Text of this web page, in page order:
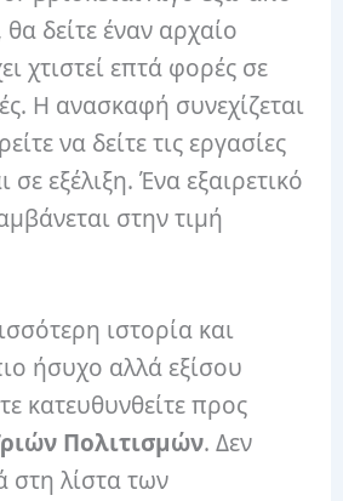
δείτε έναν αρχαίο
χτιστεί επτά φορές σε
Η ανασκαφή συνεχίζεται
να δείτε τις εργασίες
εξέλιξη. Ένα εξαιρετικό
στην τιμή
ιστορία και
ήσυχο αλλά εξίσου
κατευθυνθείτε προς
Πολιτισμών. Δεν
στη λίστα των